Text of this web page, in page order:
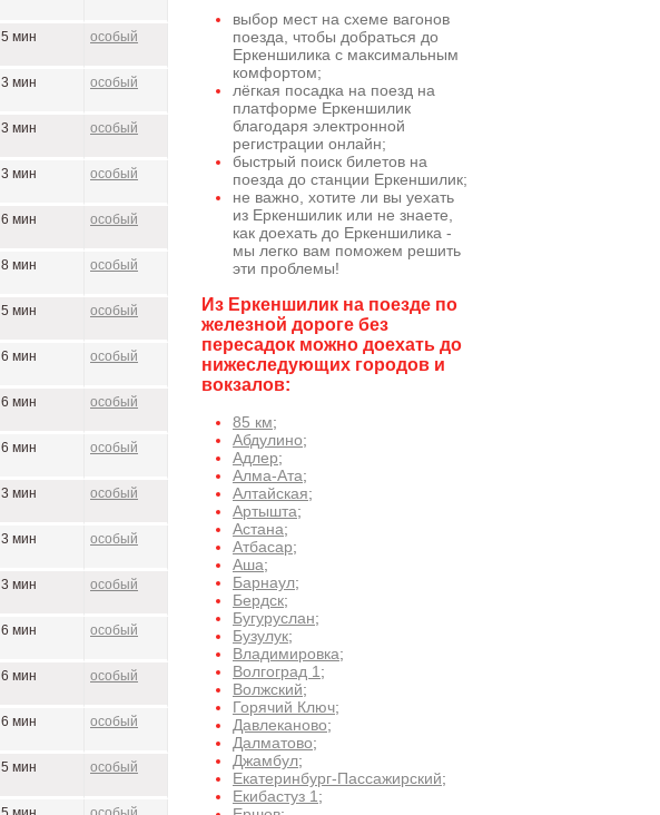
5 мин особый
3 мин особый
3 мин особый
3 мин особый
6 мин особый
8 мин особый
5 мин особый
6 мин особый
6 мин особый
6 мин особый
3 мин особый
3 мин особый
3 мин особый
6 мин особый
6 мин особый
6 мин особый
5 мин особый
выбор мест на схеме вагонов
поезда, чтобы добраться до
Еркеншилика с максимальным
комфортом;
лёгкая посадка на поезд на
платформе Еркеншилик
благодаря электронной
регистрации онлайн;
быстрый поиск билетов на
поезда до станции Еркеншилик;
не важно, хотите ли вы уехать
из Еркеншилик или не знаете,
как доехать до Еркеншилика -
мы легко вам поможем решить
эти проблемы!
Из Еркеншилик на поезде по
железной дороге без
пересадок можно доехать до
нижеследующих городов и
вокзалов:
85 км;
Абдулино;
Адлер;
Алма-Ата;
Алтайская;
Артышта;
Астана;
Атбасар;
Аша;
Барнаул;
Бердск;
Бугуруслан;
Бузулук;
Владимировка;
Волгоград 1 ;
Волжский;
Горячий Ключ;
Давлеканово;
Далматово;
Джамбул;
Екатеринбург-Пассажирский;
Екибастуз 1 ;